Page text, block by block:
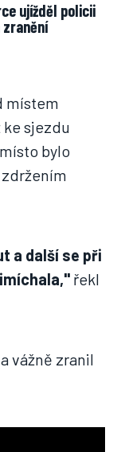
ujížděl policii
zranění
místem
sjezdu
bylo
a další se při
řekl
vážně zranil